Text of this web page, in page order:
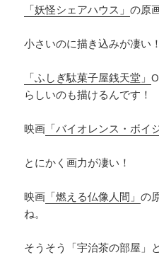
「妖怪シェアハウス」の原
小さいのに描き込みが凄い！
「ふしぎ駄菓子屋銭天堂」
らしいのも描けるんです！
映画 「バイオレンス・ボイ
とにかく画力が凄い！
映画 「燃える仏像人間」の
ね。
そうそう「宇治茶の部屋」